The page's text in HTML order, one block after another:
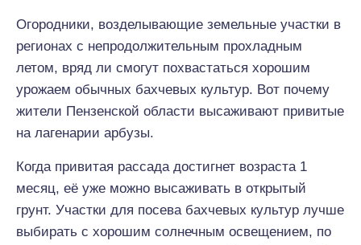
Огородники, возделывающие земельные участки в
регионах с непродолжительным прохладным
летом, вряд ли смогут похвастаться хорошим
урожаем обычных бахчевых культур. Вот почему
жители Пензенской области высаживают привитые
на лагенарии арбузы.
Когда привитая рассада достигнет возраста 1
месяц, её уже можно высаживать в открытый
грунт. Участки для посева бахчевых культур лучше
выбирать с хорошим солнечным освещением, по